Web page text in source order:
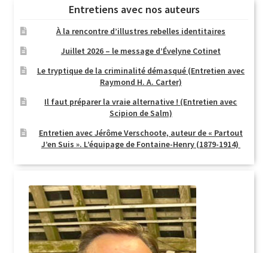
Entretiens avec nos auteurs
À la rencontre d’illustres rebelles identitaires
Juillet 2026 – le message d’Évelyne Cotinet
Le tryptique de la criminalité démasqué (Entretien avec
Raymond H. A. Carter)
Il faut préparer la vraie alternative ! (Entretien avec
Scipion de Salm)
Entretien avec Jérôme Verschoote, auteur de « Partout
J’en Suis ». L’équipage de Fontaine-Henry (1879-1914)